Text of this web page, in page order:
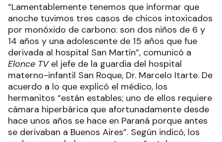
“Lamentablemente tenemos que informar que
anoche tuvimos tres casos de chicos intoxicados
por monóxido de carbono: son dos niños de 6 y
14 años y una adolescente de 15 años que fue
derivada al hospital San Martín”, comunicó a
Elonce TVel jefe de la guardia del hospital
materno-infantil San Roque, Dr. Marcelo Itarte. De
acuerdo a lo que explicó el médico, los
hermanitos “están estables; uno de ellos requiere
cámara hiperbárica que afortunadamente desde
hace unos años se hace en Paraná porque antes
se derivaban a Buenos Aires”. Según indicó, los